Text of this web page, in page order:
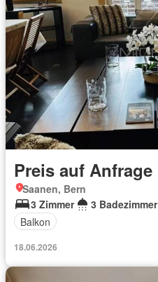
Preis auf Anfrage
Saanen, Bern
3 Zimmer
3 Badezimmer
Balkon
18.06.2026